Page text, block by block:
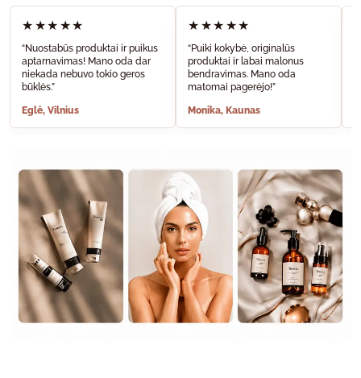
★★★★★
“Nuostabūs produktai ir puikus
aptarnavimas! Mano oda dar
niekada nebuvo tokio geros
būklės.”
Eglė, Vilnius
★★★★★
“Puiki kokybė, originalūs
produktai ir labai malonus
bendravimas. Mano oda
matomai pagerėjo!”
Monika, Kaunas